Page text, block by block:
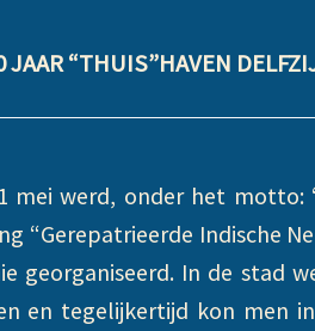
JAAR “THUIS”HAVEN
mei werd, onder het motto:
“Gerepatrieerde Indische
georganiseerd. In de stad
en tegelijkertijd kon men